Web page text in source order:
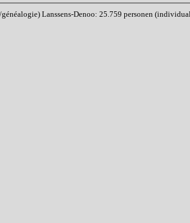
Lanssens-Denoo: 25.759 personen